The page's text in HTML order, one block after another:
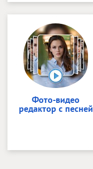
Фото-видео
редактор с песней